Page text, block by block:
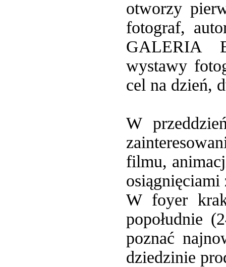
otworzy
fotograf,
GALERIA
wystawy
cel na dzień,
W
filmu,
W foyer
popołudnie
poznać
dziedzinie